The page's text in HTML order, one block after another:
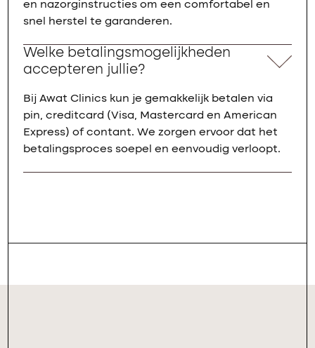
en nazorginstructies om een comfortabel en
snel herstel te garanderen.
Welke betalingsmogelijkheden
accepteren jullie?
Bij Awat Clinics kun je gemakkelijk betalen via
pin, creditcard (Visa, Mastercard en American
Express) of contant. We zorgen ervoor dat het
betalingsproces soepel en eenvoudig verloopt.